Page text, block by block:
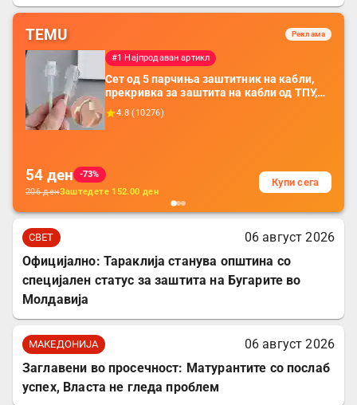
TEMU Реклама
#1 Најпродаван артикл
Сет од 5 парчиња заштитник на кабли,
прекривка за заштита на кабли од ТПУ,
додатоци за заштита на кабли, без
батерија, за мобилни телефони, комплет
4.8 (10276)
54 ден
-73%
206денЗаштедете 152.00 ден
Купи сега
СВЕТ
06 август 2026
Официјално: Тараклија станува општина со
специјален статус за заштита на Бугарите во
Молдавија
МАКЕДОНИЈА
06 август 2026
Заглавени во просечност: Матурантите со послаб
успех, Власта не гледа проблем